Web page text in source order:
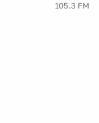
105.3 FM